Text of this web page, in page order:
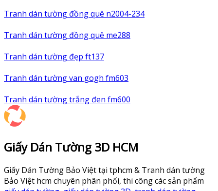
Tranh dán tường đồng quê n2004-234
Tranh dán tường đồng quê me288
Tranh dán tường đẹp ft137
Tranh dán tường van gogh fm603
Tranh dán tường trắng đen fm600
Giấy Dán Tường 3D HCM
Giấy Dán Tường Bảo Việt tại tphcm & Tranh dán tường
Bảo Việt hcm chuyên phân phối, thi công các sản phẩm